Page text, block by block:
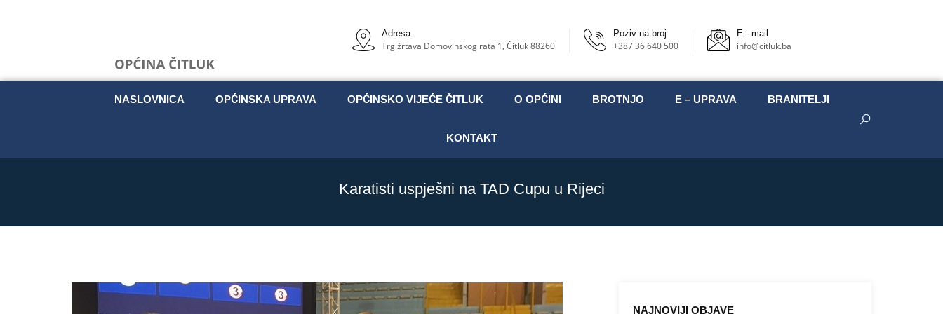
Adresa
Trg žrtava Domovinskog rata 1, Čitluk 88260
Poziv na broj
+387 36 640 500
E - mail
info@citluk.ba
NASLOVNICA OPĆINSKA UPRAVA OPĆINSKO VIJEĆE ČITLUK O OPĆINI BROTNJO E – UPRAVA BRANITELJI
KONTAKT
Karatisti uspješni na TAD Cupu u Rijeci
NAJNOVIJI OBJAVE